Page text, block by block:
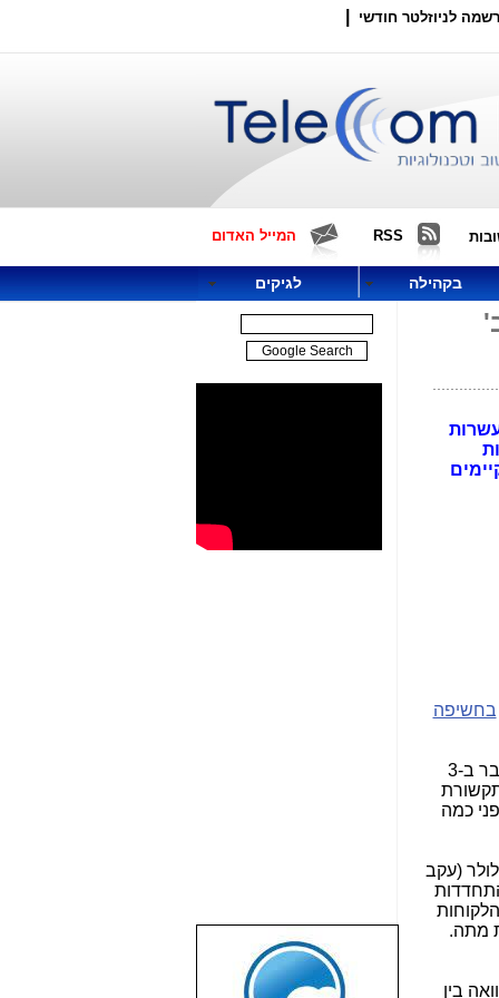
לניוזלטר חודשי
RSS המייל האדום
בקהילה לגיקים
קיימים
בחשיפה
כך נוצר מצב מאוד אומלל מבחינה ציבורית, שחברות התקשורת (ובמיוחד חברות הסלולר הגדולות) סגרו במצטבר ב-3
כמה
(עקב
מתה.
בין
שבוע טוב לכל
הגולשים באשר